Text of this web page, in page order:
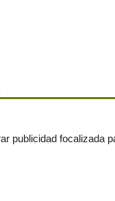
publicidad focalizada